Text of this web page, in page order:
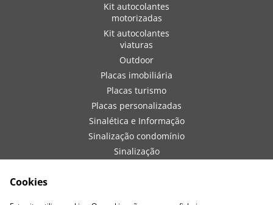
Kit autocolantes
motorizadas
Kit autocolantes
viaturas
Outdoor
Placas imobiliária
Placas turismo
Placas personalizadas
Sinalética e Informação
Sinalização condomínio
Sinalização
embarcações
Cookies